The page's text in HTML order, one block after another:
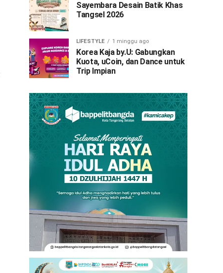
Sayembara Desain Batik Khas
Tangsel 2026
LIFESTYLE 1 minggu ago
Korea Kaja by.U: Gabungkan
Kuota, uCoin, dan Dance untuk
Trip Impian